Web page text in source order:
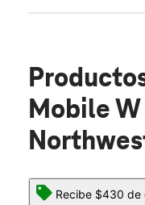
Mobile
Recibe $430 de